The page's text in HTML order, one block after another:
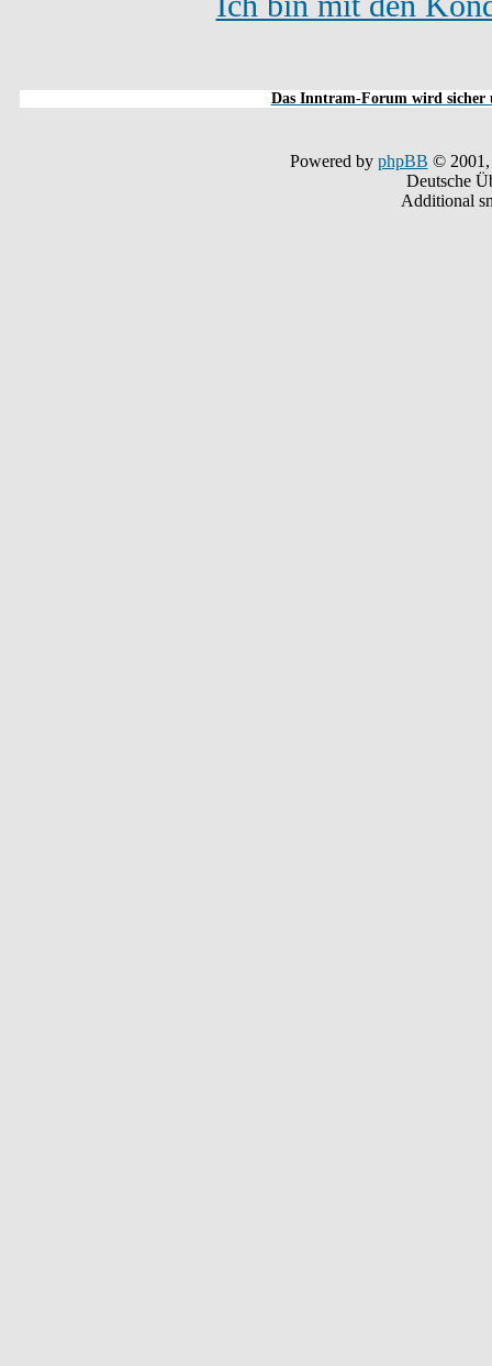
Das Inntram-Forum wird sicher
Powered by phpBB © 2001,
Deutsche
Additional